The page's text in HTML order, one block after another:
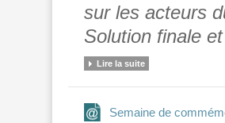
sur les acteurs
Solution finale
Lire la suite
Semaine de